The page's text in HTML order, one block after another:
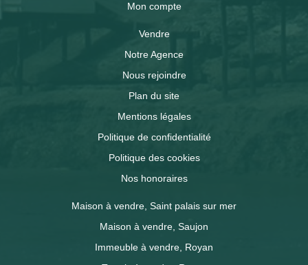
Mon compte
Vendre
Notre Agence
Nous rejoindre
Plan du site
Mentions légales
Politique de confidentialité
Politique des cookies
Nos honoraires
Maison à vendre, Saint palais sur mer
Maison à vendre, Saujon
Immeuble à vendre, Royan